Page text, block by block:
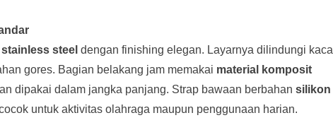
stainless steel dengan finishing elegan. Layarnya dilindungi kaca
gores. Bagian belakang jam memakai material komposit
dipakai dalam jangka panjang. Strap bawaan berbahan silikon
untuk aktivitas olahraga maupun penggunaan harian.